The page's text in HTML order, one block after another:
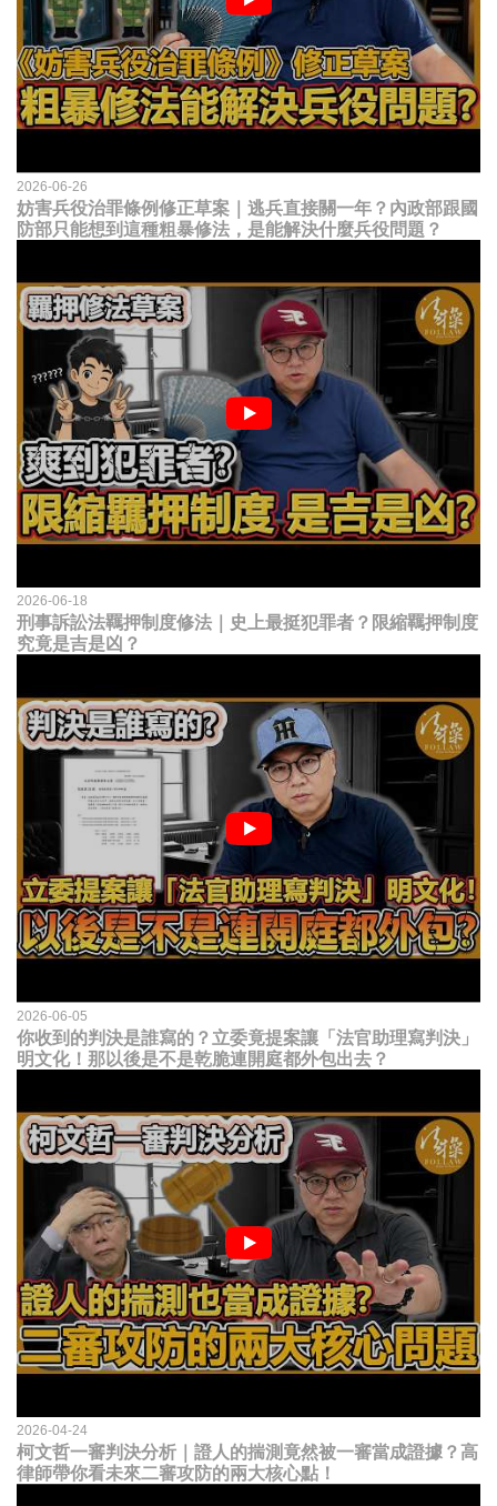
2026-06-26
妨害兵役治罪條例修正草案｜逃兵直接關一年？內政部跟國
防部只能想到這種粗暴修法，是能解決什麼兵役問題？
2026-06-18
刑事訴訟法羈押制度修法｜史上最挺犯罪者？限縮羈押制度
究竟是吉是凶？
2026-06-05
你收到的判決是誰寫的？立委竟提案讓「法官助理寫判決」
明文化！那以後是不是乾脆連開庭都外包出去？
2026-04-24
柯文哲一審判決分析｜證人的揣測竟然被一審當成證據？高
律師帶你看未來二審攻防的兩大核心點！